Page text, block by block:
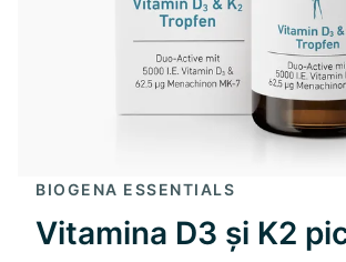
BIOGENA ESSENTIALS
Vitamina D3 și K2